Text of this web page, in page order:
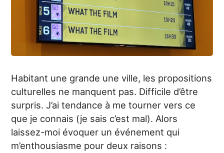
Habitant une grande une ville, les propositions
culturelles ne manquent pas. Difficile d’être
surpris. J’ai tendance à me tourner vers ce
que je connais (je sais c’est mal). Alors
laissez-moi évoquer un événement qui
m’enthousiasme pour deux raisons :